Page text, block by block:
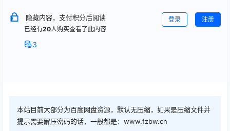
隐藏内容，支付积分后阅读
已经有20人购买查看了此内容
3
登录 注册
本站目前大部分为百度网盘资源，默认无压缩，如果是压缩文件并
提示需要解压密码的话，一般都是：www.fzbw.cn